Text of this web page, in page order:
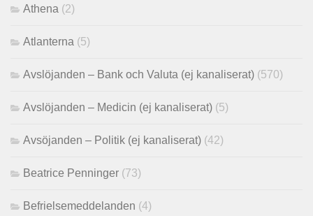
Athena (2)
Atlanterna (5)
Avslöjanden – Bank och Valuta (ej kanaliserat) (570)
Avslöjanden – Medicin (ej kanaliserat) (5)
Avsöjanden – Politik (ej kanaliserat) (42)
Beatrice Penninger (73)
Befrielsemeddelanden (4)